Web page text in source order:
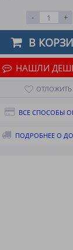
- +
В
НАШЛИ
ОТЛОЖИТЬ
ВСЕ СПОСОБЫ
ПОДРОБНЕЕ О